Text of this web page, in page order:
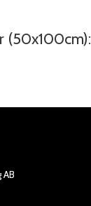
(50x100cm):